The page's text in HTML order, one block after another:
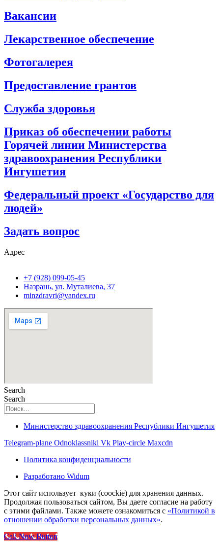
Вакансии
Лекарственное обеспечение
Фотогалерея
Предоставление грантов
Служба здоровья
Приказ об обеспечении работы
Горячей линии Министерства
здравоохранения Республики
Ингушетия
Федеральный проект «Государство для
людей»
Задать вопрос
Адрес
+7 (928) 099-05-45
Назрань, ул. Муталиева, 37
minzdravri@yandex.ru
Search
Search
Министерство здравоохранения Республики Ингушетия
Telegram-plane Odnoklassniki Vk Play-circle Maxcdn
Политика конфиденциальности
Разработано Widum
Этот сайт использует куки (coockie) для хранения данных.
Продолжая пользоваться сайтом, Вы даете согласие на работу
с этими файлами. Также можете ознакомиться с «Политикой в
отношении обработки персональных данных».
Call Now Button